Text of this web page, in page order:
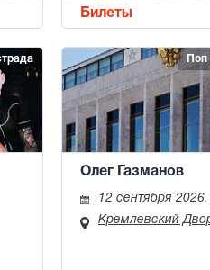
Билеты
Поп
Олег Газманов
12 сентября 2026,
Кремлевский